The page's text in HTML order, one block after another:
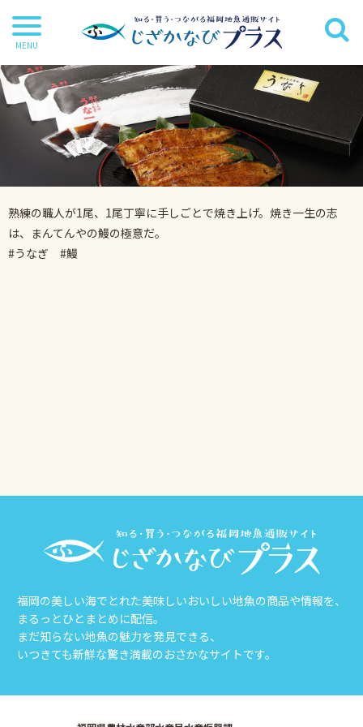
干物
丸魚
切り身
茶漬け・炊き込み等
鍋・麺類
海苔
熟練の職人が1尾、1尾丁寧に手しごとで焼き上げ。焼き一生の志
は、まんてんやの鰻の極意だ。
#うなぎ #鰻
福岡の美しい海でとれた美味しいおいしい地魚の商品や情報を、
まるっとひとまとめに配信。
まだ知らない地魚の魅力を発見できる、
いつきても新鮮な驚き満載のおさかなサイトです。